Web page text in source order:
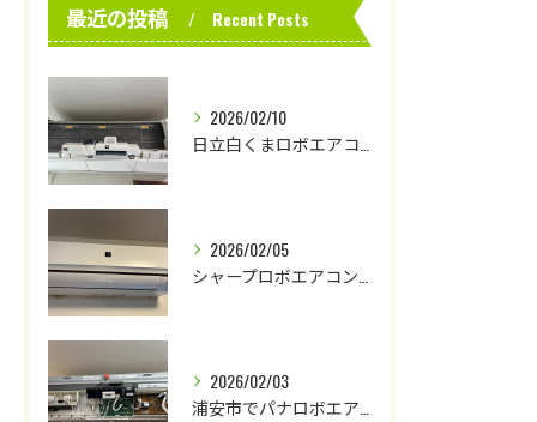
最近の投稿 Recent Posts
2026/02/10
日立白くまロボエアコンクリーニング
2026/02/05
シャープロボエアコンクリーニング
2026/02/03
浦安市でパナロボエアコンクリーニング